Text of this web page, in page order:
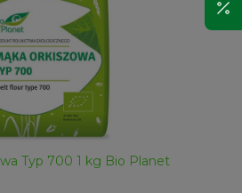
Typ 700 1 kg Bio Planet